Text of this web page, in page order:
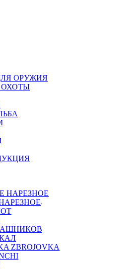
ОРУЖИЯ
ОХОТЫ
ZBROJOVKA